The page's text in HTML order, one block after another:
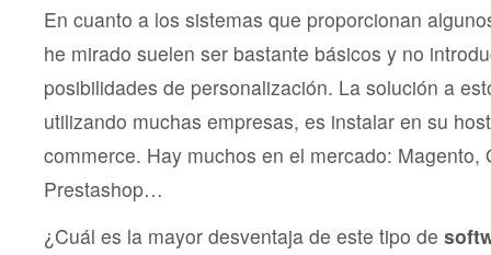
En cuanto a los sistemas que proporcionan
he mirado suelen ser bastante básicos y no
posibilidades de personalización. La solución a
utilizando muchas empresas, es instalar en su
commerce. Hay muchos en el mercado: Magento,
Prestashop…
¿Cuál es la mayor desventaja de este tipo de